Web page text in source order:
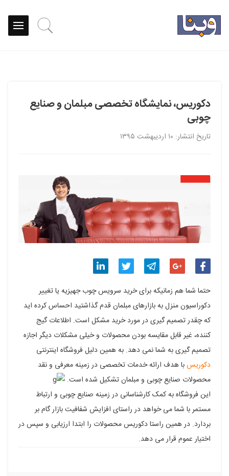
دکوریس، نمایشگاه تخصصی مبلمان و صنایع
چوبی
تاریخ انتشار: ۱۰ اردیبهشت ۱۳۹۵
گذاری
در
فیسبوک
گذاری
در
گوگل
پلاس
گذاری
در
تلگرام
گذاری
در
توییتر
گذاری
در
لینکدین
حتما شما هم زمانیکه برای خرید سرویس چوب جهیزیه یا تغییر
دکوراسیون منزل به بازارهای مبلمان قدم گذاشتید احساس کرده اید
که چقدر تصمیم گیری در مورد خرید مشکل است. اطلاعات گیج
کننده، غیر قابل مقایسه بودن محصولات و خیلی مشکلات دیگر اجازه
تصمیم گیری به شما نمی دهد. به همین دلیل فروشگاه اینترنتی
دکوریسبا هدف ارائه خدمات تخصصی در زمینه معرفی و نقد
محصولات صنایع چوبی و مبلمان تشکیل شده است.
این فروشگاه به کمک کارشناسانی در زمینه صنایع چوبی و ارتباط
مستمر با شما می خواهد در راستای افزایش شفافیت بازار گام بر
بردارد. در همین راستا دکوریس محصولات را ابتدا ارزیابی و سپس در
اختیار عموم قرار می دهد.